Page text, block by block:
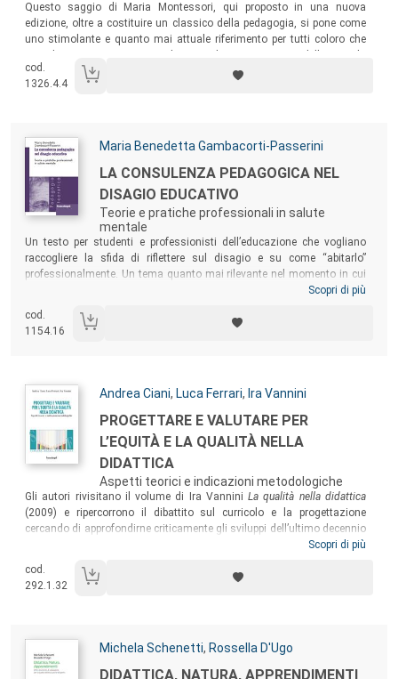
Questo saggio di Maria Montessori, qui proposto in una nuova
edizione, oltre a costituire un classico della pedagogia, si pone come
uno stimolante e quanto mai attuale riferimento per tutti coloro che
centrata sulla valorizzazione dei processi psicologici dell’allievo e
sulla promozione della sua autonomia.
cod.
1326.4.4
Autori:
Maria Benedetta Gambacorti-Passerini
Titolo:
LA CONSULENZA PEDAGOGICA NEL
DISAGIO EDUCATIVO
Teorie e pratiche professionali in salute
mentale
Sommario:
Un testo per studenti e professionisti dell’educazione che vogliano
raccogliere la sfida di riflettere sul disagio e su come “abitarlo”
professionalmente. Un tema quanto mai rilevante nel momento in cui
questo libro vede la luce – estate 2020 –, in un mondo che si accinge
minori, adulti e anziani, nonché su tutti i contesti educativi, dalla
scuola alla formazione professionale e universitaria, ai servizi
Scopri di più
cod.
1154.16
Autori:
Andrea Ciani, Luca Ferrari, Ira Vannini
Titolo:
PROGETTARE E VALUTARE PER
L’EQUITÀ E LA QUALITÀ NELLA
DIDATTICA
Aspetti teorici e indicazioni metodologiche
Sommario:
Gli autori rivisitano il volume di Ira VanniniLa qualità nella didattica
(2009) e ripercorrono il dibattito sul curricolo e la progettazione
cercando di approfondirne criticamente gli sviluppi dell’ultimo decennio
e fornendo un supporto sia teorico sia metodologico all’insegnante “in
delle sue azioni educative e didattiche, sulla valutazione formativa dei
processi di insegnamento-apprendimento messi in atto e sul supporto
Scopri di più
cod.
292.1.32
Autori:
Michela Schenetti, Rossella D'Ugo
Titolo:
DIDATTICA, NATURA, APPRENDIMENTI